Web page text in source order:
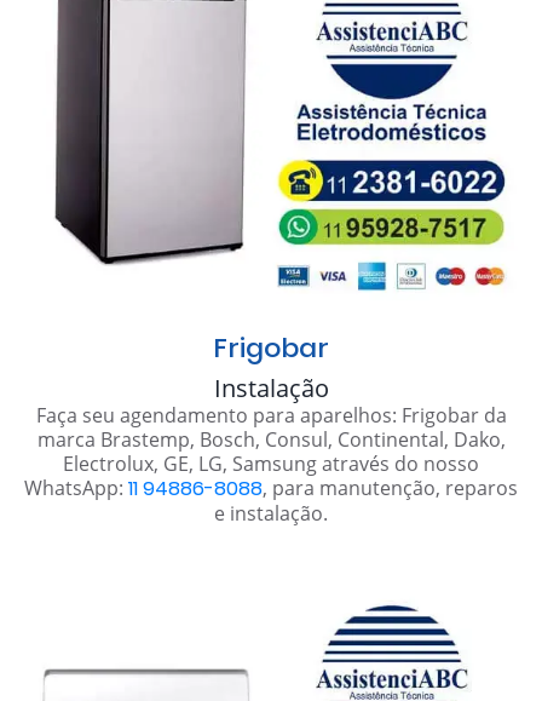
Frigobar
Instalação
Faça seu agendamento para aparelhos: Frigobar da
marca Brastemp, Bosch, Consul, Continental, Dako,
Electrolux, GE, LG, Samsung através do nosso
WhatsApp: 11 94886-8088, para manutenção, reparos
e instalação.